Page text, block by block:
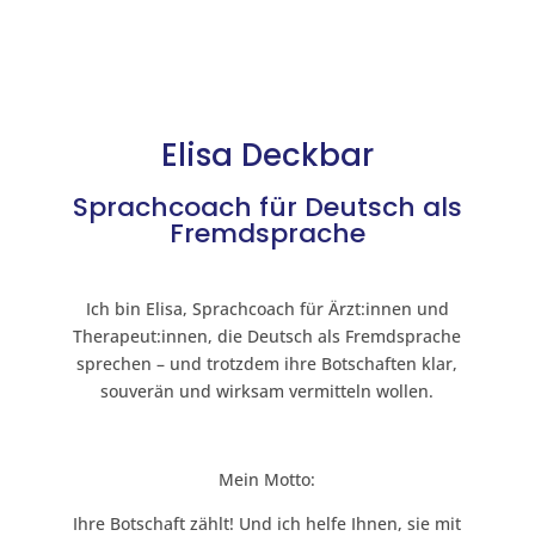
Elisa Deckbar
Sprachcoach für Deutsch als
Fremdsprache
Ich bin Elisa, Sprachcoach für Ärzt:innen und
Therapeut:innen, die Deutsch als Fremdsprache
sprechen – und trotzdem ihre Botschaften klar,
souverän und wirksam vermitteln wollen.
Mein Motto:
Ihre Botschaft zählt! Und ich helfe Ihnen, sie mit